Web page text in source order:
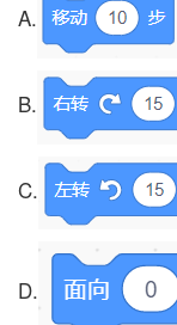
A.
B.
C.
D.